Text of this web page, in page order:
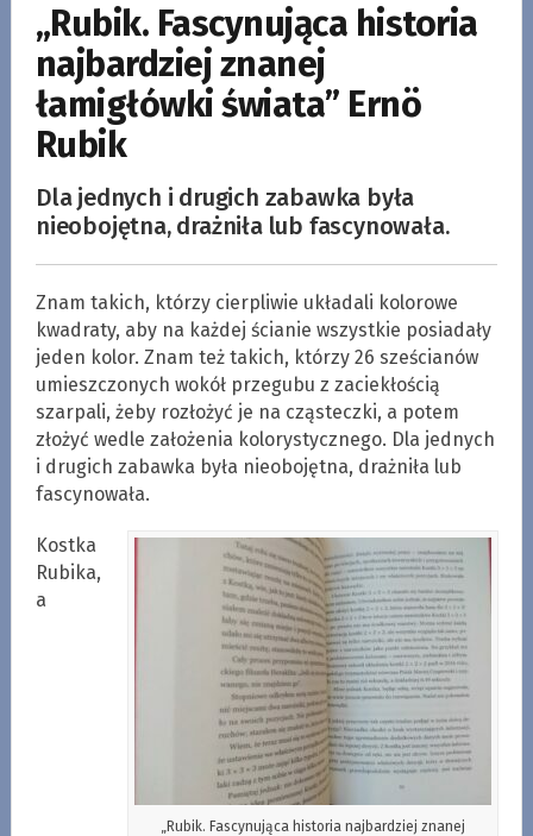
„Rubik. Fascynująca historia
najbardziej znanej
łamigłówki świata” Ernö
Rubik
Dla jednych i drugich zabawka była
nieobojętna, drażniła lub fascynowała.
Znam takich, którzy cierpliwie układali kolorowe
kwadraty, aby na każdej ścianie wszystkie posiadały
jeden kolor. Znam też takich, którzy 26 sześcianów
umieszczonych wokół przegubu z zaciekłością
szarpali, żeby rozłożyć je na cząsteczki, a potem
złożyć wedle założenia kolorystycznego. Dla jednych
i drugich zabawka była nieobojętna, drażniła lub
fascynowała.
„Rubik. Fascynująca historia najbardziej znanej
Kostka
Rubika,
a